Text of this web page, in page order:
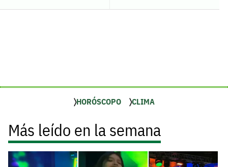
HORÓSCOPO CLIMA
Más leído en la semana